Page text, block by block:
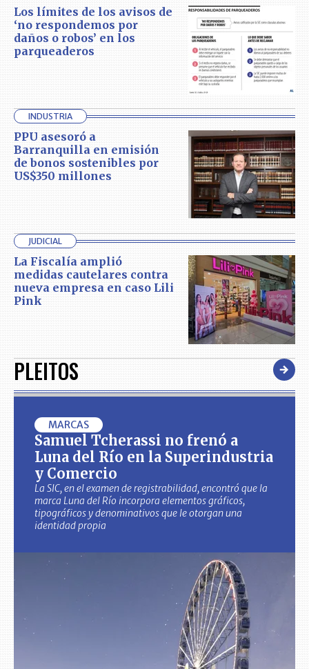
Los límites de los avisos de
‘no respondemos por
daños o robos’ en los
parqueaderos
INDUSTRIA
PPU asesoró a
Barranquilla en emisión
de bonos sostenibles por
US$350 millones
JUDICIAL
La Fiscalía amplió
medidas cautelares contra
nueva empresa en caso Lili
Pink
PLEITOS
MARCAS
Samuel Tcherassi no frenó a
Luna del Río en la Superindustria
y Comercio
La SIC, en el examen de registrabilidad, encontró que la
marca Luna del Río incorpora elementos gráficos,
tipográficos y denominativos que le otorgan una
identidad propia